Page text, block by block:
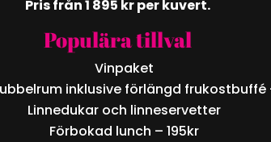
Pris från 1 895 kr per kuvert.
Populära tillval
Vinpaket
inklusive förlängd frukostbuffé
Linnedukar och linneservetter
Förbokad lunch – 195kr